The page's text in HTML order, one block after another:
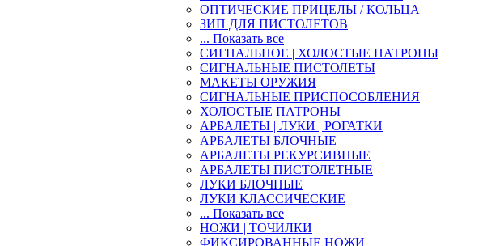
ОПТИЧЕСКИЕ ПРИЦЕЛЫ / КОЛЬЦА
ЗИП ДЛЯ ПИСТОЛЕТОВ
... Показать все
СИГНАЛЬНОЕ | ХОЛОСТЫЕ ПАТРОНЫ
СИГНАЛЬНЫЕ ПИСТОЛЕТЫ
МАКЕТЫ ОРУЖИЯ
СИГНАЛЬНЫЕ ПРИСПОСОБЛЕНИЯ
ХОЛОСТЫЕ ПАТРОНЫ
АРБАЛЕТЫ | ЛУКИ | РОГАТКИ
АРБАЛЕТЫ БЛОЧНЫЕ
АРБАЛЕТЫ РЕКУРСИВНЫЕ
АРБАЛЕТЫ ПИСТОЛЕТНЫЕ
ЛУКИ БЛОЧНЫЕ
ЛУКИ КЛАССИЧЕСКИЕ
... Показать все
НОЖИ | ТОЧИЛКИ
ФИКСИРОВАННЫЕ НОЖИ